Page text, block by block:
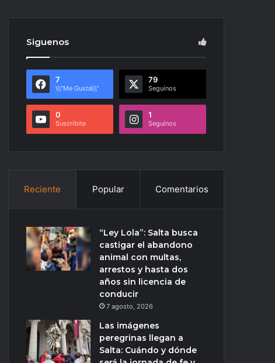
Siguenos
7
\\\"Me Gusta\\\"
79
Seguínos
0
Suscribite
1
Seguínos
Reciente Popular Comentarios
“Ley Lola”: Salta busca
castigar el abandono
animal con multas,
arrestos y hasta dos
años sin licencia de
conducir
7 agosto, 2026
Las imágenes
peregrinas llegan a
Salta: Cuándo y dónde